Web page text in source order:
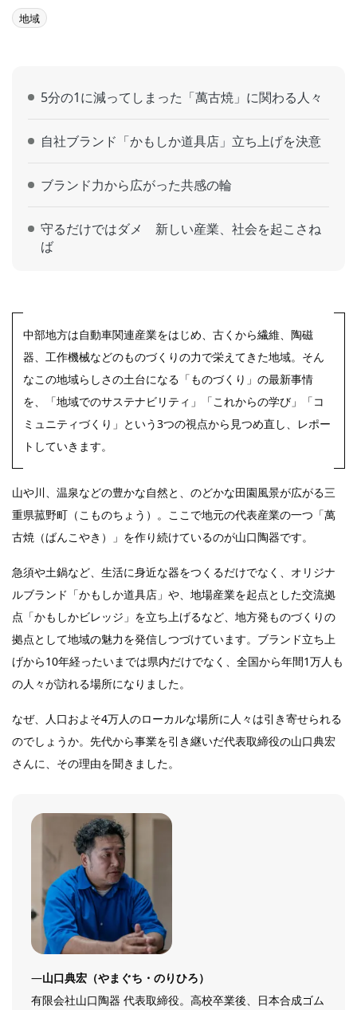
地域
5分の1に減ってしまった「萬古焼」に関わる人々
自社ブランド「かもしか道具店」立ち上げを決意
ブランド力から広がった共感の輪
守るだけではダメ 新しい産業、社会を起こさね
ば
中部地方は自動車関連産業をはじめ、古くから繊維、陶磁
器、工作機械などのものづくりの力で栄えてきた地域。そん
なこの地域らしさの土台になる「ものづくり」の最新事情
を、「地域でのサステナビリティ」「これからの学び」「コ
ミュニティづくり」という3つの視点から見つめ直し、レポー
トしていきます。
山や川、温泉などの豊かな自然と、のどかな田園風景が広がる三
重県菰野町（こものちょう）。ここで地元の代表産業の一つ「萬
古焼（ばんこやき）」を作り続けているのが山口陶器です。
急須や土鍋など、生活に身近な器をつくるだけでなく、オリジナ
ルブランド「かもしか道具店」や、地場産業を起点とした交流拠
点「かもしかビレッジ」を立ち上げるなど、地方発ものづくりの
拠点として地域の魅力を発信しつづけています。ブランド立ち上
げから10年経ったいまでは県内だけでなく、全国から年間1万人も
の人々が訪れる場所になりました。
なぜ、人口およそ4万人のローカルな場所に人々は引き寄せられる
のでしょうか。先代から事業を引き継いだ代表取締役の山口典宏
さんに、その理由を聞きました。
―山口典宏（やまぐち・のりひろ）
有限会社山口陶器 代表取締役。高校卒業後、日本合成ゴム